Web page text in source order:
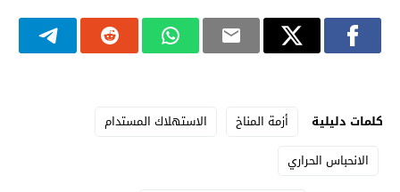
كلمات دليلية أزمة المناخ
الاستهلاك المستدام
الانحباس الحراري